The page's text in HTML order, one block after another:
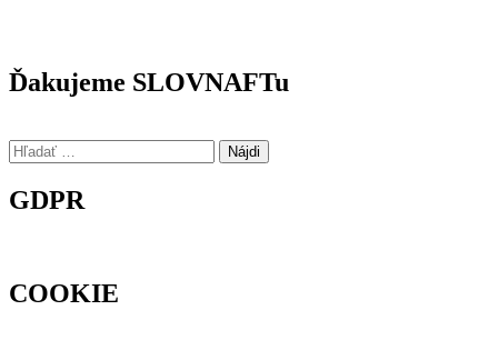
Ďakujeme SLOVNAFTu
Hľadať:
GDPR
COOKIE